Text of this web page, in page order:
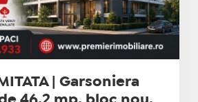
| Garsoniera